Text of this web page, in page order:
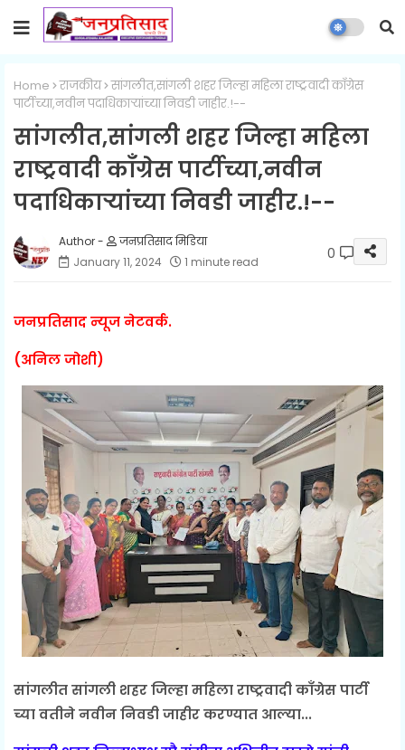
Home राजकीय सांगलीत,सांगली शहर जिल्हा महिला राष्ट्रवादी काँग्रेस
पार्टीच्या,नवीन पदाधिकाऱ्यांच्या निवडी जाहीर.!--
सांगलीत,सांगली शहर जिल्हा महिला
राष्ट्रवादी काँग्रेस पार्टीच्या,नवीन
पदाधिकाऱ्यांच्या निवडी जाहीर.!--
जनप्रतिसाद मिडिया
January 11, 2024
1 minute read 0
जनप्रतिसाद न्यूज नेटवर्क.
(अनिल जोशी)
सांगलीत सांगली शहर जिल्हा महिला राष्ट्रवादी काँग्रेस पार्टी
च्या वतीने नवीन निवडी जाहीर करण्यात आल्या...